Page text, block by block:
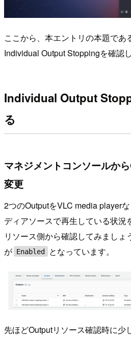
ここから、本エントリの本題であ
Individual Output Stoppingを確認
Individual Output
る
マネジメントコンソールか
変更
2つのOutputをVLC media player
ディアソースで再生している状況
リソース側から確認してみまし
が Enabled となっています。
先ほどOutputリソース確認時に少